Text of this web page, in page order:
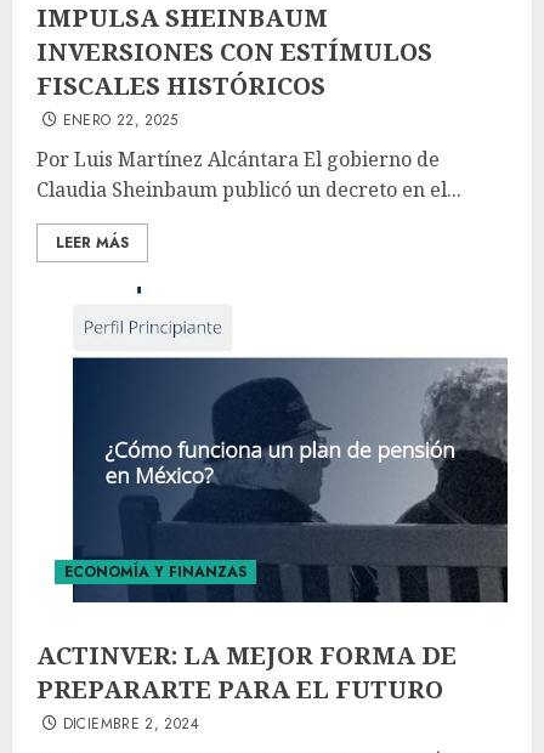
IMPULSA SHEINBAUM
INVERSIONES CON ESTÍMULOS
FISCALES HISTÓRICOS
ENERO 22, 2025
Por Luis Martínez Alcántara El gobierno de
Claudia Sheinbaum publicó un decreto en el...
LEER MÁS
ECONOMÍA Y FINANZAS
ACTINVER: LA MEJOR FORMA DE
PREPARARTE PARA EL FUTURO
DICIEMBRE 2, 2024